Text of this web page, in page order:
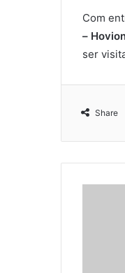
Com
–
ser
Share